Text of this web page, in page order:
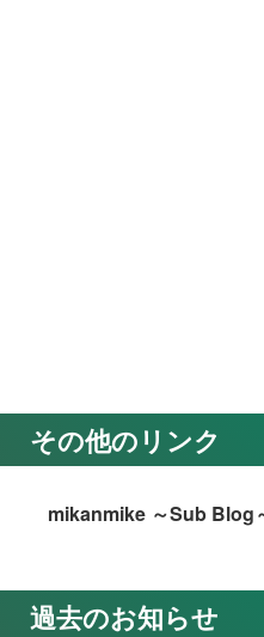
その他のリンク
mikanmike ～Sub Blog
過去のお知らせ